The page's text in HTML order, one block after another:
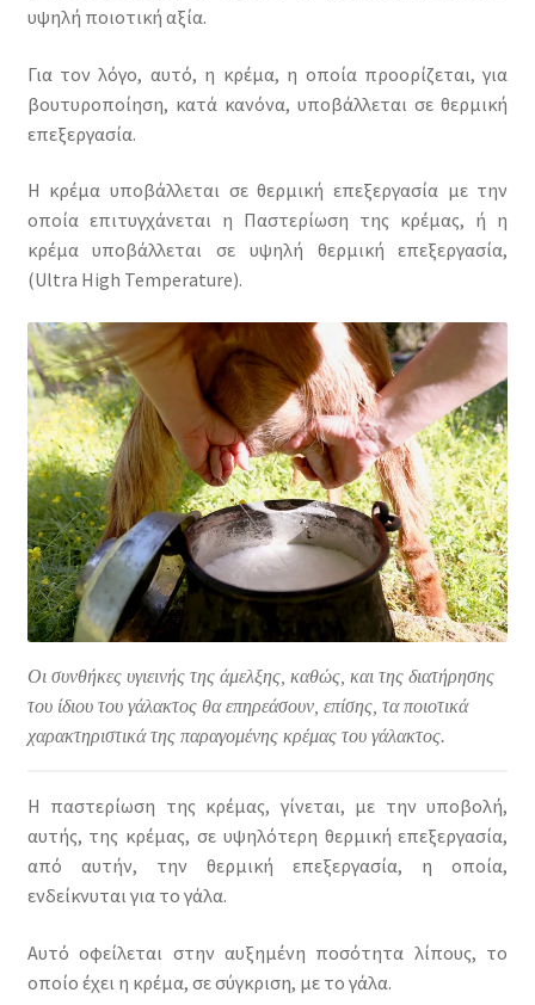
υψηλή ποιοτική αξία.
Για τον λόγο, αυτό, η κρέμα, η οποία προορίζεται, για
βουτυροποίηση, κατά κανόνα, υποβάλλεται σε θερμική
επεξεργασία.
Η κρέμα υποβάλλεται σε θερμική επεξεργασία με την
οποία επιτυγχάνεται η Παστερίωση της κρέμας, ή η
κρέμα υποβάλλεται σε υψηλή θερμική επεξεργασία,
(Ultra High Temperature).
Οι συνθήκες υγιεινής της άμελξης, καθώς, και της διατήρησης
του ίδιου του γάλακτος θα επηρεάσουν, επίσης, τα ποιοτικά
χαρακτηριστικά της παραγομένης κρέμας του γάλακτος.
Η παστερίωση της κρέμας, γίνεται, με την υποβολή,
αυτής, της κρέμας, σε υψηλότερη θερμική επεξεργασία,
από αυτήν, την θερμική επεξεργασία, η οποία,
ενδείκνυται για το γάλα.
Αυτό οφείλεται στην αυξημένη ποσότητα λίπους, το
οποίο έχει η κρέμα, σε σύγκριση, με το γάλα.